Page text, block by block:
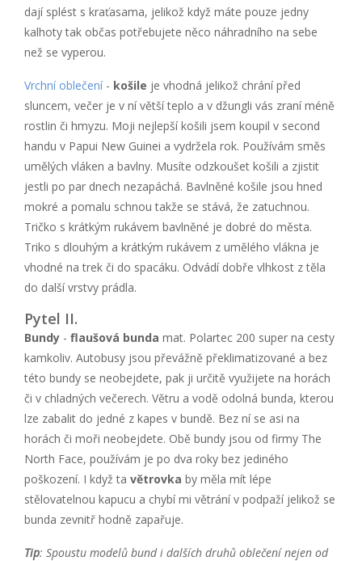
dají splést s kraťasama, jelikož když máte pouze jedny
kalhoty tak občas potřebujete něco náhradního na sebe
než se vyperou.
Vrchní oblečení- košile je vhodná jelikož chrání před
sluncem, večer je v ní větší teplo a v džungli vás zraní méně
rostlin či hmyzu. Moji nejlepší košili jsem koupil v second
handu v Papui New Guinei a vydržela rok. Používám směs
umělých vláken a bavlny. Musíte odzkoušet košili a zjistit
jestli po par dnech nezapáchá. Bavlněné košile jsou hned
mokré a pomalu schnou takže se stává, že zatuchnou.
Tričko s krátkým rukávem bavlněné je dobré do města.
Triko s dlouhým a krátkým rukávem z umělého vlákna je
vhodné na trek či do spacáku. Odvádí dobře vlhkost z těla
do další vrstvy prádla.
Pytel II.
Bundy - flaušová bunda mat. Polartec 200 super na cesty
kamkoliv. Autobusy jsou převážně překlimatizované a bez
této bundy se neobejdete, pak ji určitě využijete na horách
či v chladných večerech. Větru a vodě odolná bunda, kterou
lze zabalit do jedné z kapes v bundě. Bez ní se asi na
horách či moři neobejdete. Obě bundy jsou od firmy The
North Face, používám je po dva roky bez jediného
poškození. I když ta větrovka by měla mít lépe
stělovatelnou kapucu a chybí mi větrání v podpaží jelikož se
bunda zevnitř hodně zapařuje.
Tip: Spoustu modelů bund i dalších druhů oblečení nejen od